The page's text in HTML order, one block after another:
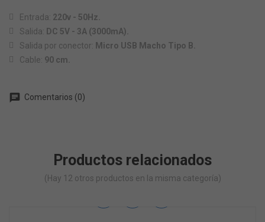
Entrada: 220v - 50Hz.
Salida: DC 5V - 3A (3000mA).
Salida por conector: Micro USB Macho Tipo B.
Cable: 90 cm.
chat Comentarios (0)
Productos relacionados
(Hay 12 otros productos en la misma categoría)